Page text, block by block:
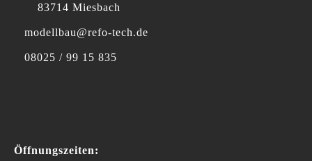
83714 Miesbach
modellbau@refo-tech.de
08025 / 99 15 835
Öffnungszeiten: